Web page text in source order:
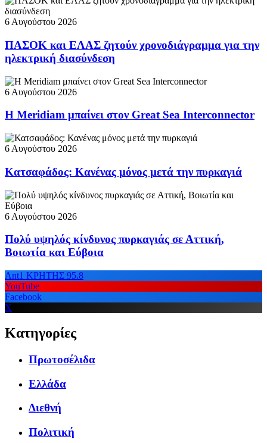
6 Αυγούστου 2026
ΠΑΣΟΚ και ΕΛΑΣ ζητούν χρονοδιάγραμμα για την
ηλεκτρική διασύνδεση
6 Αυγούστου 2026
Η Meridiam μπαίνει στον Great Sea Interconnector
6 Αυγούστου 2026
Κατσαφάδος: Κανένας μόνος μετά την πυρκαγιά
6 Αυγούστου 2026
Πολύ υψηλός κίνδυνος πυρκαγιάς σε Αττική,
Βοιωτία και Εύβοια
Ant1 ΚΡΗΤΗΣ 95.8
YouTube
Facebook
X
Κατηγορίες
Πρωτοσέλιδα
Ελλάδα
Διεθνή
Πολιτική